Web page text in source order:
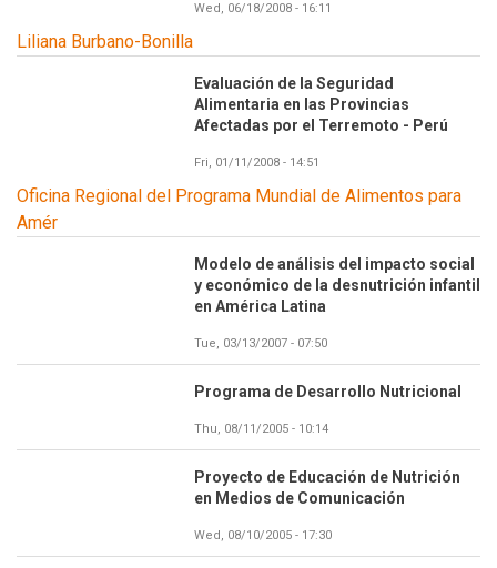
Wed, 06/18/2008 - 16:11
Liliana Burbano-Bonilla
Evaluación de la Seguridad
Alimentaria en las Provincias
Afectadas por el Terremoto - Perú
Fri, 01/11/2008 - 14:51
Oficina Regional del Programa Mundial de Alimentos para
Amér
Modelo de análisis del impacto social
y económico de la desnutrición infantil
en América Latina
Tue, 03/13/2007 - 07:50
Programa de Desarrollo Nutricional
Thu, 08/11/2005 - 10:14
Proyecto de Educación de Nutrición
en Medios de Comunicación
Wed, 08/10/2005 - 17:30